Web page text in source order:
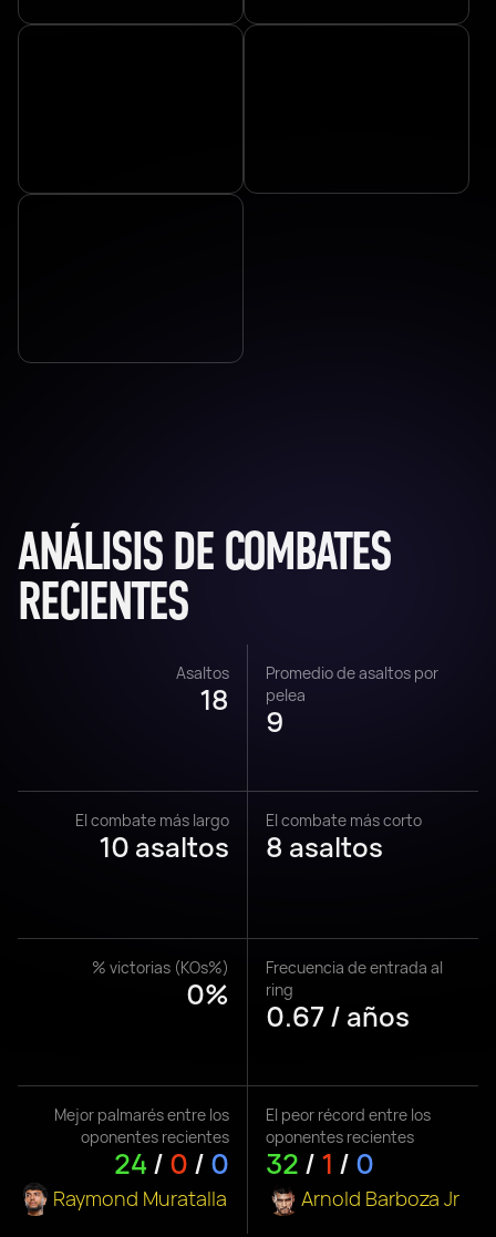
ANÁLISIS DE COMBATES
RECIENTES
Asaltos
18
Promedio de asaltos por
pelea
9
El combate más largo
10 asaltos
El combate más corto
8 asaltos
% victorias (KOs%)
0%
Frecuencia de entrada al
ring
0.67 / años
Mejor palmarés entre los
oponentes recientes
24 / 0 / 0
Raymond Muratalla
El peor récord entre los
oponentes recientes
32 / 1 / 0
Arnold Barboza Jr